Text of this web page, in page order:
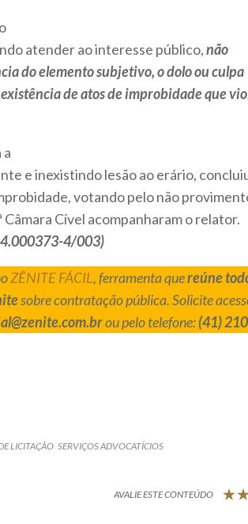
atender ao interesse público,não
do elemento subjetivo, o dolo ou culpa
de atos de improbidade que
e inexistindo lesão ao erário,
votando pelo não
Cível acompanharam o relator.
4/003)
ZÊNITE FÁCIL, ferramenta quereúne
sobre contratação pública. Solicite
ou pelo telefone:(41)
LICITAÇÃO SERVIÇOS ADVOCATÍCIOS
AVALIE ESTE CONTEÚDO